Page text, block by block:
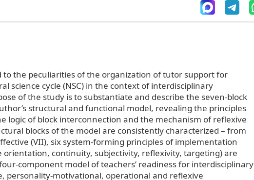
to the peculiarities of the organization of tutor support for
science cycle (NSC) in the context of interdisciplinary
of the study is to substantiate and describe the seven-block
structural and functional model, revealing the principles
logic of block interconnection and the mechanism of reflexive
blocks of the model are consistently characterized – from
(VII), six system-forming principles of implementation
orientation, continuity, subjectivity, reflexivity, targeting) are
component model of teachers’ readiness for interdisciplinary
personality-motivational, operational and reflexive